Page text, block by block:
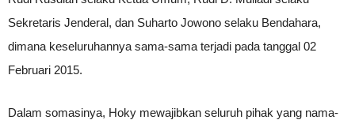
Sekretaris Jenderal, dan Suharto Jowono selaku Bendahara,
dimana keseluruhannya sama-sama terjadi pada tanggal 02
Februari 2015.
Dalam somasinya, Hoky mewajibkan seluruh pihak yang nama-